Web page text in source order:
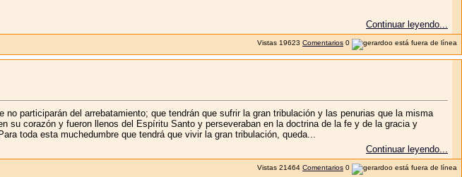
Continuar leyendo...
Vistas 19623 Comentarios 0
participarán del arrebatamiento; que tendrán que sufrir la gran tribulación y las penurias que la misma
su corazón y fueron llenos del Espíritu Santo y perseveraban en la doctrina de la fe y de la gracia y
toda esta muchedumbre que tendrá que vivir la gran tribulación, queda...
Continuar leyendo...
Vistas 21464 Comentarios 0